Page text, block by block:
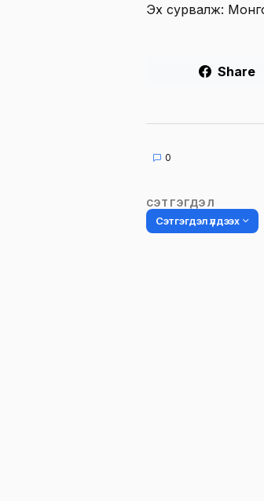
Эх сурвалж:
Share
0
СЭТГЭГДЭЛ
Сэтгэгдэл үлдээх